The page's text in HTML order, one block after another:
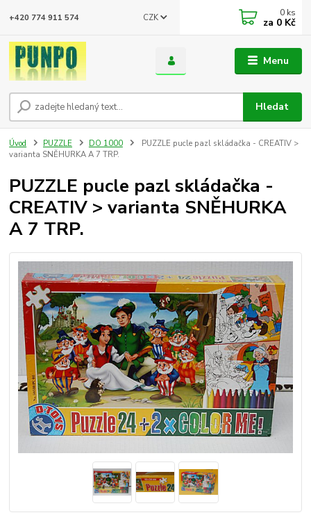
Menu
CZK
Hledat
+420 774 911 574 0 ks
za 0 Kč
Úvod PUZZLE DO 1000
PUZZLE pucle pazl skládačka - CREATIV >
varianta SNĚHURKA A 7 TRP.
PUZZLE pucle pazl skládačka -
CREATIV > varianta SNĚHURKA
A 7 TRP.